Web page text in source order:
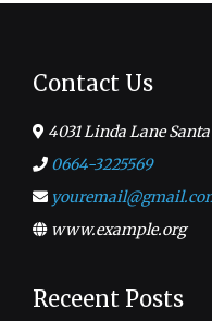
Contact Us
4031 Linda Lane
0664-3225569
www.example.org
Receent Posts